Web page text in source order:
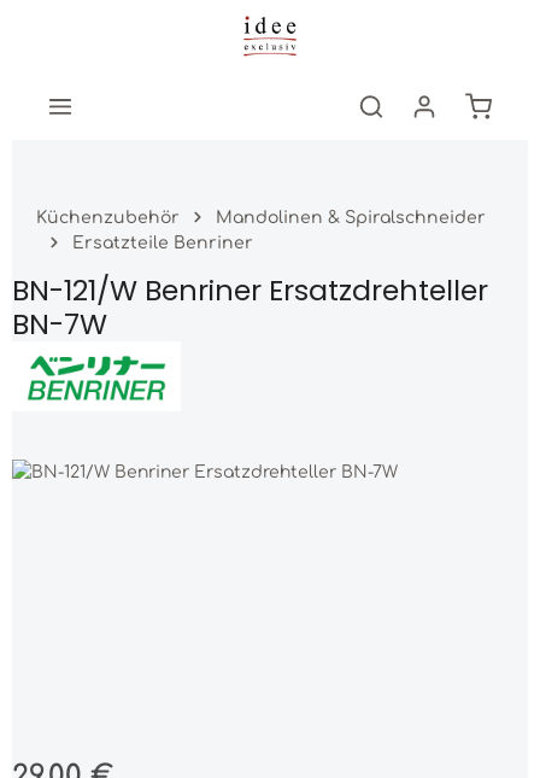
Zum Hauptinhalt springen
Küchenzubehör
Mandolinen & Spiralschneider
Ersatzteile Benriner
BN-121/W Benriner Ersatzdrehteller
BN-7W
Bildergalerie überspringen
Regulärer Preis: